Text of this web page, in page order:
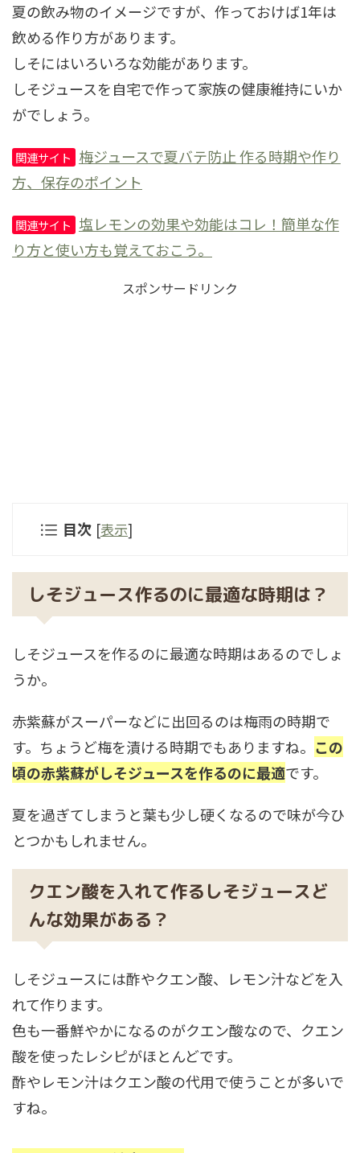
夏の飲み物のイメージですが、作っておけば1年は
飲める作り方があります。
しそにはいろいろな効能があります。
しそジュースを自宅で作って家族の健康維持にいか
がでしょう。
関連サイト 梅ジュースで夏バテ防止 作る時期や作り
方、保存のポイント
関連サイト 塩レモンの効果や効能はコレ！簡単な作
り方と使い方も覚えておこう。
スポンサードリンク
目次 [表示]
しそジュース作るのに最適な時期は？
しそジュースを作るのに最適な時期はあるのでしょ
うか。
赤紫蘇がスーパーなどに出回るのは梅雨の時期で
す。ちょうど梅を漬ける時期でもありますね。 この
頃の赤紫蘇がしそジュースを作るのに最適です。
夏を過ぎてしまうと葉も少し硬くなるので味が今ひ
とつかもしれません。
クエン酸を入れて作るしそジュースど
んな効果がある？
しそジュースには酢やクエン酸、レモン汁などを入
れて作ります。
色も一番鮮やかになるのがクエン酸なので、クエン
酸を使ったレシピがほとんどです。
酢やレモン汁はクエン酸の代用で使うことが多いで
すね。